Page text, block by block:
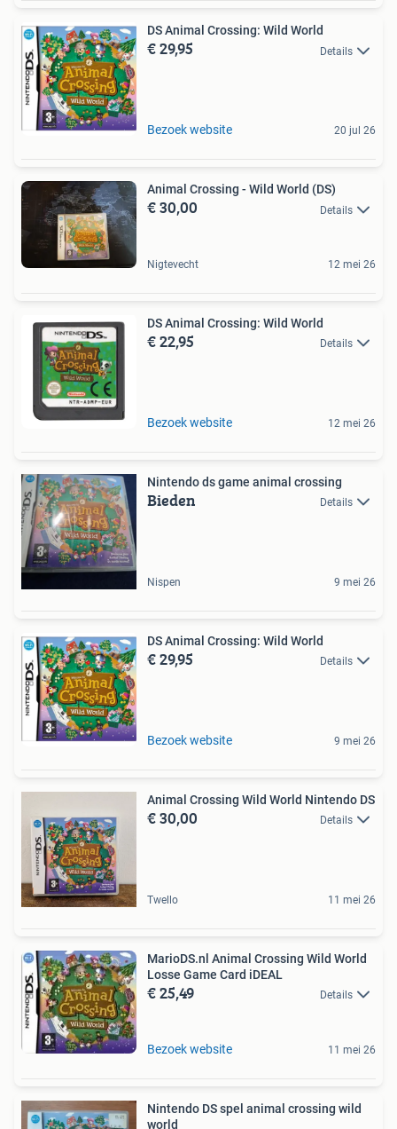
DS Animal Crossing: Wild World
€ 29,95 Details
Bezoek website 20 jul 26
Animal Crossing - Wild World (DS)
€ 30,00 Details
Nigtevecht 12 mei 26
DS Animal Crossing: Wild World
€ 22,95 Details
Bezoek website 12 mei 26
Nintendo ds game animal crossing
Bieden Details
Nispen 9 mei 26
DS Animal Crossing: Wild World
€ 29,95 Details
Bezoek website 9 mei 26
Animal Crossing Wild World Nintendo DS
€ 30,00 Details
Twello 11 mei 26
MarioDS.nl Animal Crossing Wild World
Losse Game Card iDEAL
€ 25,49 Details
Bezoek website 11 mei 26
Nintendo DS spel animal crossing wild
world